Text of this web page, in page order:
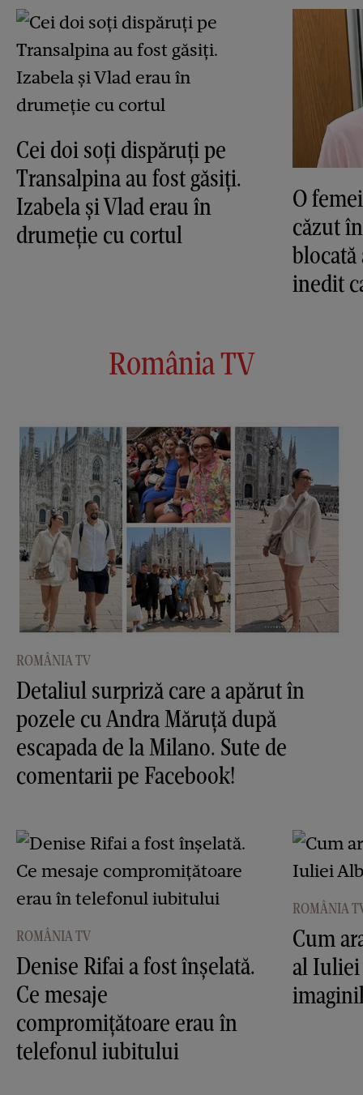
Cei doi soți dispăruți pe
Transalpina au fost găsiți.
Izabela și Vlad erau în
drumeție cu cortul
O
căzut
blocată
inedit
România TV
ROMÂNIA TV
Detaliul surpriză care a apărut în
pozele cu Andra Măruţă după
escapada de la Milano. Sute de
comentarii pe Facebook!
ROMÂNIA TV
Denise Rifai a fost înşelată.
Ce mesaje
compromiţătoare erau în
telefonul iubitului
ROMÂNIA
Cum
al Iuliei